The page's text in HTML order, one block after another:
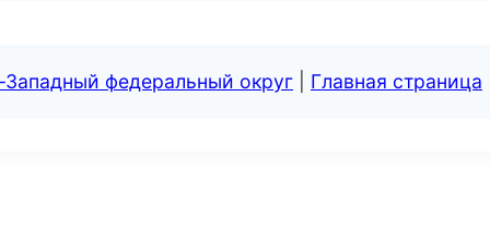
федеральный округ Главная страница